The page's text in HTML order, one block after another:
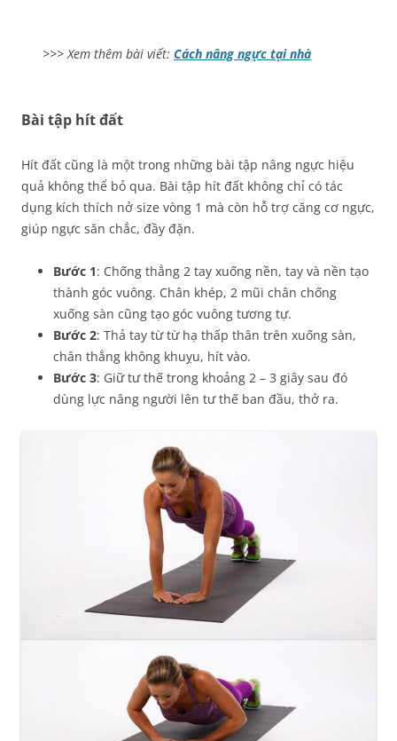
>>> Xem thêm bài viết: Cách nâng ngực tại nhà
Bài tập hít đất
Hít đất cũng là một trong những bài tập nâng ngực hiệu
quả không thể bỏ qua. Bài tập hít đất không chỉ có tác
dụng kích thích nở size vòng 1 mà còn hỗ trợ căng cơ ngực,
giúp ngực săn chắc, đầy đặn.
Bước 1: Chống thẳng 2 tay xuống nền, tay và nền tạo
thành góc vuông. Chân khép, 2 mũi chân chống
xuống sàn cũng tạo góc vuông tương tự.
Bước 2: Thả tay từ từ hạ thấp thân trên xuống sàn,
chân thẳng không khuỵu, hít vào.
Bước 3: Giữ tư thế trong khoảng 2 – 3 giây sau đó
dùng lực nâng người lên tư thế ban đầu, thở ra.